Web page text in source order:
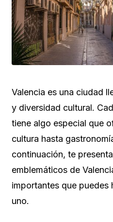
Valencia es una ciudad
y diversidad cultural.
tiene algo especial que
cultura hasta
continuación, te
emblemáticos de
importantes que puedes
uno.